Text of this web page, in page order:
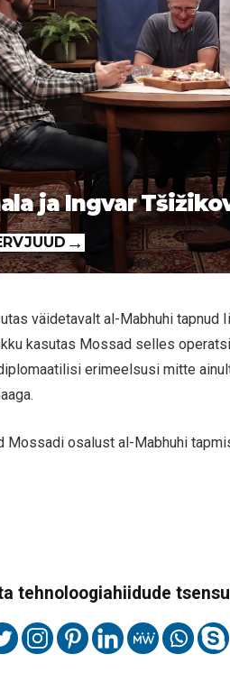
ja Ingvar
väidetavalt al-Mabhuhi
kasutas Mossad selles
erimeelsusi mitte
Mossadi osalust al-Mabhuhi
tehnoloogiahiidude